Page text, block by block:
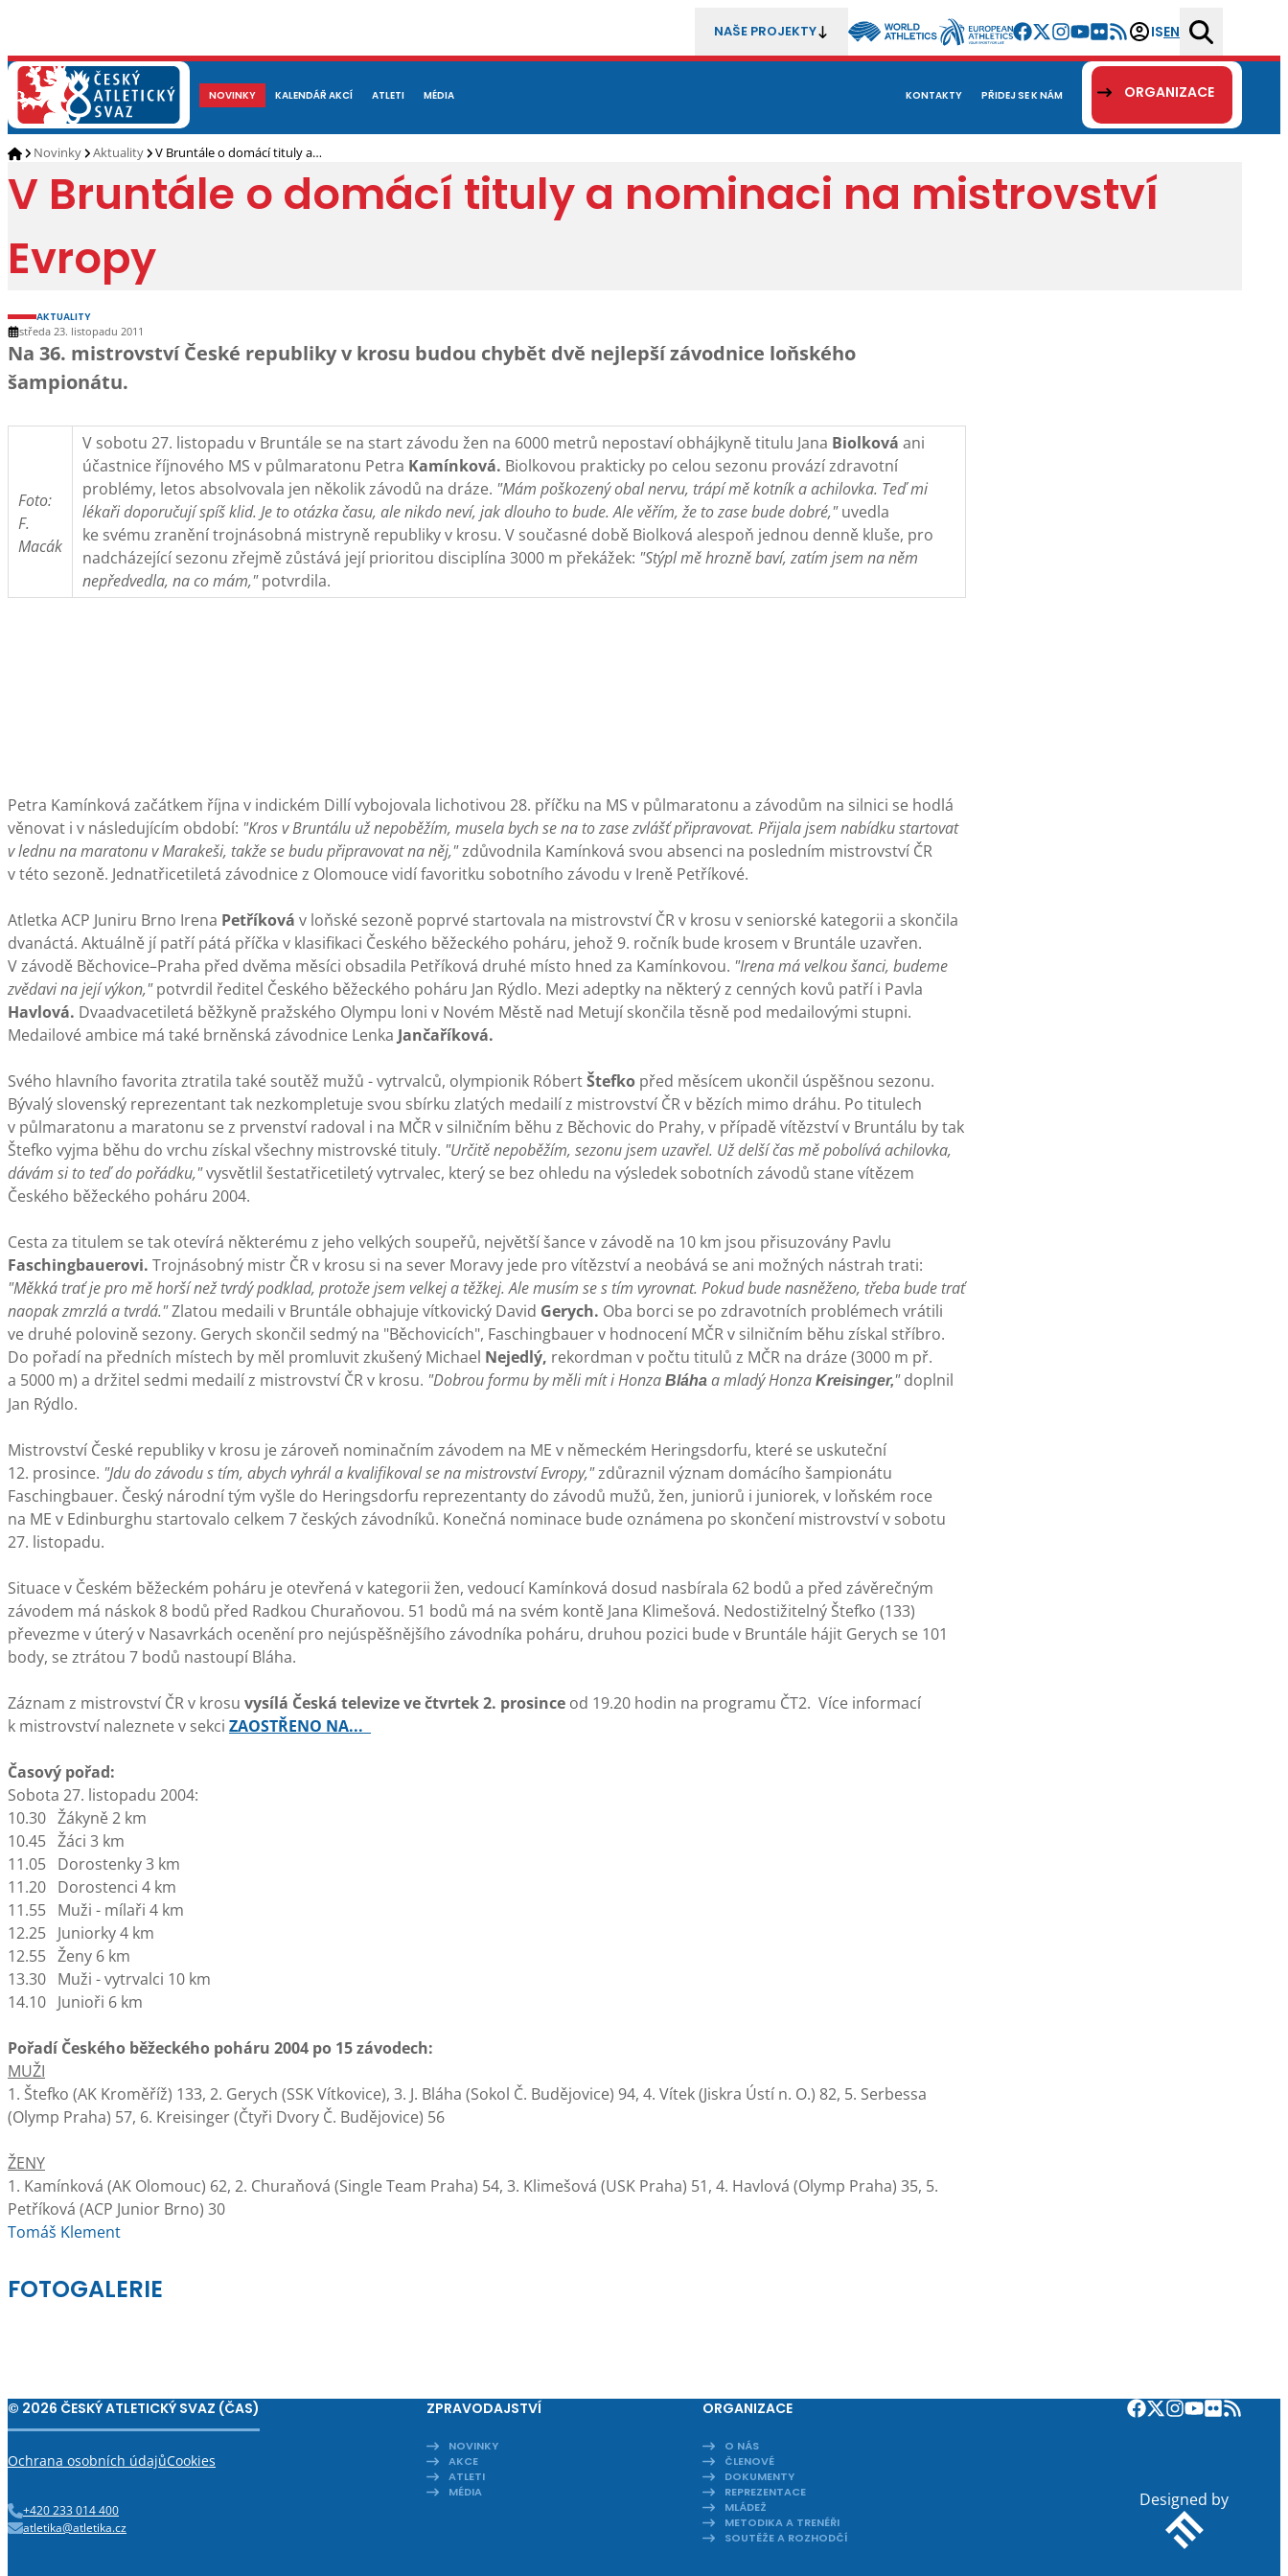
NAŠE PROJEKTY ISEN
NOVINKY KALENDÁŘ AKCÍ ATLETI MÉDIA
O NÁS ČLENOVÉ DOKUMENTY REPREZENTACE KONTAKTY PŘIDEJ SE K NÁM ORGANIZACE
Novinky Aktuality V Bruntále o domácí tituly a…
V Bruntále o domácí tituly a nominaci na mistrovství
Evropy
AKTUALITY
středa 23. listopadu 2011
Na 36. mistrovství České republiky v krosu budou chybět dvě nejlepší závodnice loňského
šampionátu.
Foto:
F.
Macák
V sobotu 27. listopadu v Bruntále se na start závodu žen na 6000 metrů nepostaví obhájkyně titulu Jana Biolková ani
účastnice říjnového MS v půlmaratonu Petra Kamínková. Biolkovou prakticky po celou sezonu provází zdravotní
problémy, letos absolvovala jen několik závodů na dráze. "Mám poškozený obal nervu, trápí mě kotník a achilovka. Teď mi
lékaři doporučují spíš klid. Je to otázka času, ale nikdo neví, jak dlouho to bude. Ale věřím, že to zase bude dobré,"uvedla
ke svému zranění trojnásobná mistryně republiky v krosu. V současné době Biolková alespoň jednou denně kluše, pro
nadcházející sezonu zřejmě zůstává její prioritou disciplína 3000 m překážek: "Stýpl mě hrozně baví, zatím jsem na něm
nepředvedla, na co mám,"potvrdila.
Petra Kamínková začátkem října v indickém Dillí vybojovala lichotivou 28. příčku na MS v půlmaratonu a závodům na silnici se hodlá
věnovat i v následujícím období: "Kros v Bruntálu už nepoběžím, musela bych se na to zase zvlášť připravovat. Přijala jsem nabídku startovat
v lednu na maratonu v Marakeši, takže se budu připravovat na něj,"zdůvodnila Kamínková svou absenci na posledním mistrovství ČR
v této sezoně. Jednatřicetiletá závodnice z Olomouce vidí favoritku sobotního závodu v Ireně Petříkové.
Atletka ACP Juniru Brno Irena Petříková v loňské sezoně poprvé startovala na mistrovství ČR v krosu v seniorské kategorii a skončila
dvanáctá. Aktuálně jí patří pátá příčka v klasifikaci Českého běžeckého poháru, jehož 9. ročník bude krosem v Bruntále uzavřen.
V závodě Běchovice–Praha před dvěma měsíci obsadila Petříková druhé místo hned za Kamínkovou. "Irena má velkou šanci, budeme
zvědavi na její výkon,"potvrdil ředitel Českého běžeckého poháru Jan Rýdlo. Mezi adeptky na některý z cenných kovů patří i Pavla
Havlová. Dvaadvacetiletá běžkyně pražského Olympu loni v Novém Městě nad Metují skončila těsně pod medailovými stupni.
Medailové ambice má také brněnská závodnice Lenka Jančaříková.
Svého hlavního favorita ztratila také soutěž mužů - vytrvalců, olympionik RóbertŠtefko před měsícem ukončil úspěšnou sezonu.
Bývalý slovenský reprezentant tak nezkompletuje svou sbírku zlatých medailí z mistrovství ČR v bězích mimo dráhu. Po titulech
v půlmaratonu a maratonu se z prvenství radoval i na MČR v silničním běhu z Běchovic do Prahy, v případě vítězství v Bruntálu by tak
Štefko vyjma běhu do vrchu získal všechny mistrovské tituly. "Určitě nepoběžím, sezonu jsem uzavřel. Už delší čas mě pobolívá achilovka,
dávám si to teď do pořádku,"vysvětlil šestatřicetiletý vytrvalec, který se bez ohledu na výsledek sobotních závodů stane vítězem
Českého běžeckého poháru 2004.
Cesta za titulem se tak otevírá některému z jeho velkých soupeřů, největší šance v závodě na 10 km jsou přisuzovány Pavlu
Faschingbauerovi. Trojnásobný mistr ČR v krosu si na sever Moravy jede pro vítězství a neobává se ani možných nástrah trati:
"Měkká trať je pro mě horší než tvrdý podklad, protože jsem velkej a těžkej. Ale musím se s tím vyrovnat. Pokud bude nasněženo, třeba bude trať
naopak zmrzlá a tvrdá."Zlatou medaili v Bruntále obhajuje vítkovický David Gerych. Oba borci se po zdravotních problémech vrátili
ve druhé polovině sezony. Gerych skončil sedmý na "Běchovicích", Faschingbauer v hodnocení MČR v silničním běhu získal stříbro.
Do pořadí na předních místech by měl promluvit zkušený Michael Nejedlý, rekordman v počtu titulů z MČR na dráze (3000 m př.
a 5000 m) a držitel sedmi medailí z mistrovství ČR v krosu. "Dobrou formu by měli mít i Honza Bláha a mladý Honza Kreisinger,"doplnil
Jan Rýdlo.
Mistrovství České republiky v krosu je zároveň nominačním závodem na ME v německém Heringsdorfu, které se uskuteční
12. prosince. "Jdu do závodu s tím, abych vyhrál a kvalifikoval se na mistrovství Evropy,"zdůraznil význam domácího šampionátu
Faschingbauer. Český národní tým vyšle do Heringsdorfu reprezentanty do závodů mužů, žen, juniorů i juniorek, v loňském roce
na ME v Edinburghu startovalo celkem 7 českých závodníků. Konečná nominace bude oznámena po skončení mistrovství v sobotu
27. listopadu.
Situace v Českém běžeckém poháru je otevřená v kategorii žen, vedoucí Kamínková dosud nasbírala 62 bodů a před závěrečným
závodem má náskok 8 bodů před Radkou Churaňovou. 51 bodů má na svém kontě Jana Klimešová. Nedostižitelný Štefko (133)
převezme v úterý v Nasavrkách ocenění pro nejúspěšnějšího závodníka poháru, druhou pozici bude v Bruntále hájit Gerych se 101
body, se ztrátou 7 bodů nastoupí Bláha.
Záznam z mistrovství ČR v krosu vysílá Česká televize ve čtvrtek 2. prosince od 19.20 hodin na programu ČT2. Více informací
k mistrovství naleznete v sekci ZAOSTŘENO NA...
Časový pořad:
Sobota 27. listopadu 2004:
10.30 Žákyně 2 km
10.45 Žáci 3 km
11.05 Dorostenky 3 km
11.20 Dorostenci 4 km
11.55 Muži - mílaři 4 km
12.25 Juniorky 4 km
12.55 Ženy 6 km
13.30 Muži - vytrvalci 10 km
14.10 Junioři 6 km
Pořadí Českého běžeckého poháru 2004 po 15 závodech:
MUŽI
1. Štefko (AK Kroměříž) 133, 2. Gerych (SSK Vítkovice), 3. J. Bláha (Sokol Č. Budějovice) 94, 4. Vítek (Jiskra Ústí n. O.) 82, 5. Serbessa
(Olymp Praha) 57, 6. Kreisinger (Čtyři Dvory Č. Budějovice) 56
ŽENY
1. Kamínková (AK Olomouc) 62, 2. Churaňová (Single Team Praha) 54, 3. Klimešová (USK Praha) 51, 4. Havlová (Olymp Praha) 35, 5.
Petříková (ACP Junior Brno) 30
Tomáš Klement
FOTOGALERIE
© 2026 ČESKÝ ATLETICKÝ SVAZ (ČAS)
Ochrana osobních údajůCookies
+420 233 014 400
atletika@atletika.cz
ZPRAVODAJSTVÍ
NOVINKY
AKCE
ATLETI
MÉDIA
ORGANIZACE
O NÁS
ČLENOVÉ
DOKUMENTY
REPREZENTACE
MLÁDEŽ
METODIKA A TRENÉŘI
SOUTĚŽE A ROZHODČÍ
Designed by